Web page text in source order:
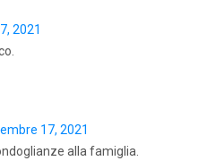
2021
17, 2021
alla famiglia.